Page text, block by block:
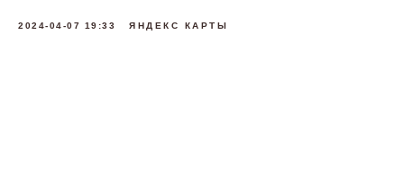
2024-04-07 19:33 ЯНДЕКС КАРТЫ